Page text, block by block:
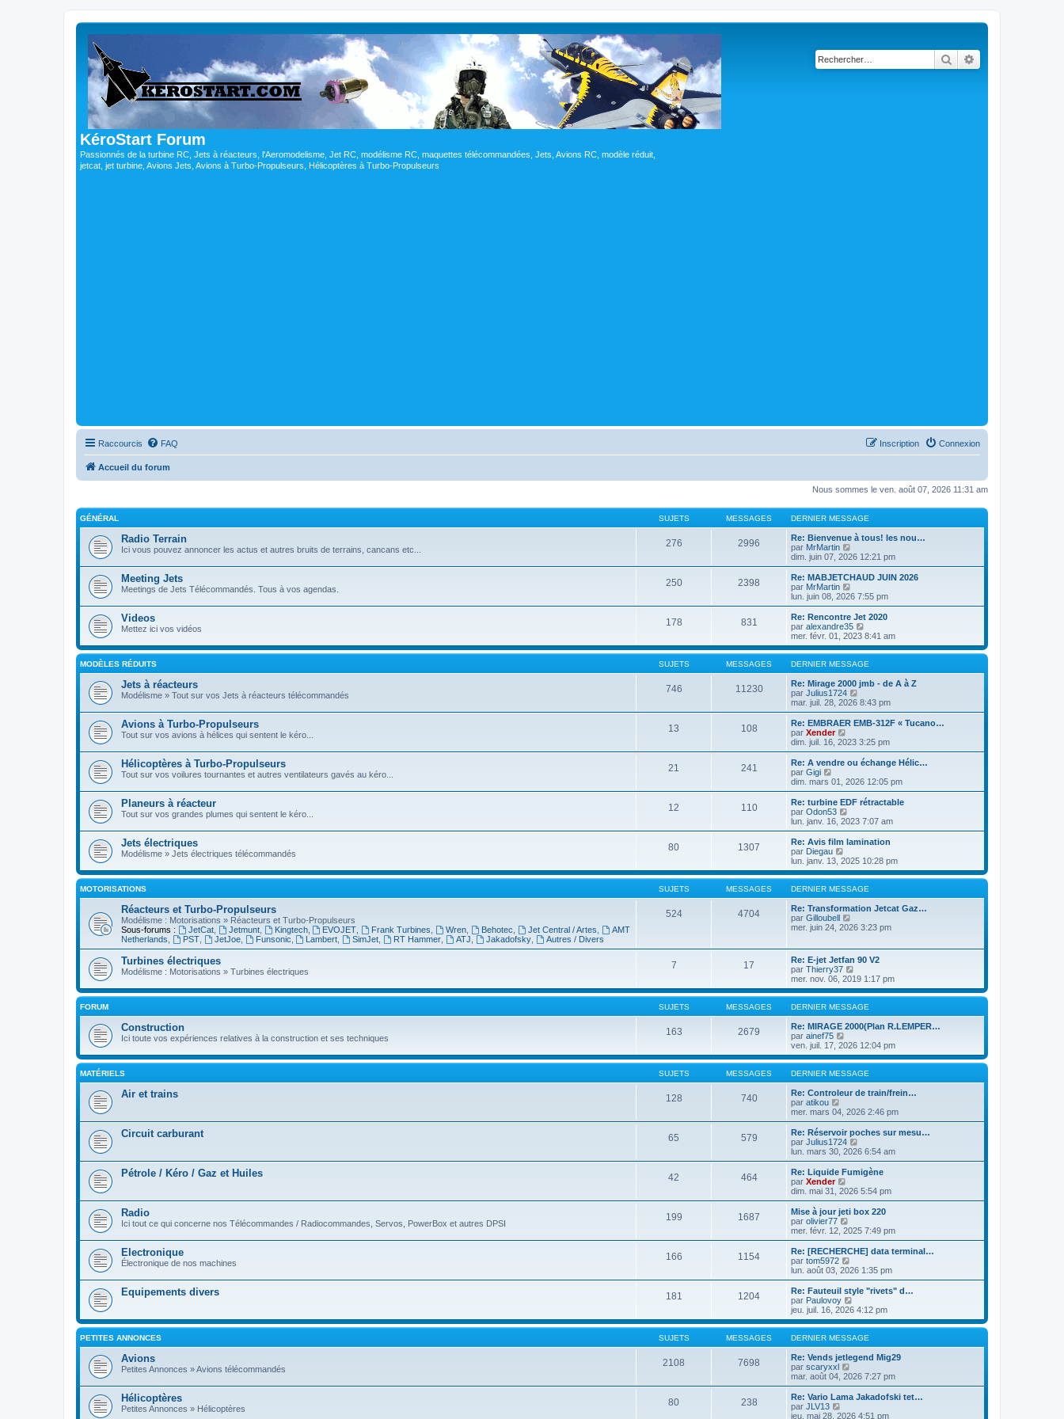
KéroStart Forum
Passionnés de la turbine RC, Jets à réacteurs, l'Aeromodelisme, Jet RC, modélisme RC, maquettes télécommandées, Jets, Avions RC, modèle réduit,
jetcat, jet turbine, Avions Jets, Avions à Turbo-Propulseurs, Hélicoptères à Turbo-Propulseurs
Rechercher
Raccourcis FAQ Connexion
Inscription
Accueil du forum
Nous sommes le ven. août 07, 2026 11:31 am
GÉNÉRAL SUJETS MESSAGES DERNIER MESSAGE
Radio Terrain
Ici vous pouvez annoncer les actus et autres bruits de terrains, cancans etc...
276 2996
Re: Bienvenue à tous! les nou…
par MrMartin
o
n
s
l
e
r
l
e
d
e
r
n
i
e
r
e
s
a
g
dim. juin 07, 2026 12:21 pm
Meeting Jets
Meetings de Jets Télécommandés. Tous à vos agendas.
250 2398
Re: MABJETCHAUD JUIN 2026
par MrMartin
o
n
s
u
l
e
r
l
e
d
e
n
e
r
e
s
a
g
lun. juin 08, 2026 7:55 pm
Videos
Mettez ici vos vidéos
178 831
Re: Rencontre Jet 2020
par alexandre35
o
n
s
u
l
t
r
l
e
e
i
e
r
m
e
s
a
g
mer. févr. 01, 2023 8:41 am
MODÈLES RÉDUITS SUJETS MESSAGES DERNIER MESSAGE
Jets à réacteurs
Modélisme » Tout sur vos Jets à réacteurs télécommandés
746 11230
Re: Mirage 2000 jmb - de A à Z
par Julius1724
o
n
s
l
e
r
l
e
e
n
i
e
m
e
s
s
a
g
mar. juil. 28, 2026 8:43 pm
Avions à Turbo-Propulseurs
Tout sur vos avions à hélices qui sentent le kéro...
13 108
Re: EMBRAER EMB-312F « Tucano…
par Xender
o
n
s
l
e
r
l
e
e
n
i
r
e
s
s
g
e
dim. juil. 16, 2023 3:25 pm
Hélicoptères à Turbo-Propulseurs
Tout sur vos voilures tournantes et autres ventilateurs gavés au kéro...
21 241
Re: A vendre ou échange Hélic…
par Gigi
o
n
s
u
l
e
r
l
e
d
e
r
n
i
e
r
e
s
s
a
g
e
dim. mars 01, 2026 12:05 pm
Planeurs à réacteur
Tout sur vos grandes plumes qui sentent le kéro...
12 110
Re: turbine EDF rétractable
par Odon53
o
n
s
l
e
r
l
e
d
e
i
e
r
m
e
s
s
a
g
lun. janv. 16, 2023 7:07 am
Jets électriques
Modélisme » Jets électriques télécommandés
80 1307
Re: Avis film lamination
par Diegau
o
n
s
u
l
t
e
r
d
e
r
n
i
e
r
m
e
s
s
a
g
e
lun. janv. 13, 2025 10:28 pm
MOTORISATIONS SUJETS MESSAGES DERNIER MESSAGE
Réacteurs et Turbo-Propulseurs
Modélisme : Motorisations » Réacteurs et Turbo-Propulseurs
Sous-forums :
JetCat, Jetmunt, Kingtech, EVOJET Frank Turbines Wren Behotec Jet Central / Artes
AMT
Netherlands
PST, JetJoe, Funsonic Lambert SimJet RT Hammer ATJ Jakadofsky, Autres / Divers
524 4704
Re: Transformation Jetcat Gaz…
par Gilloubell
o
l
t
e
r
e
d
e
r
n
i
e
r
m
e
s
s
a
g
e
mer. juin 24, 2026 3:23 pm
Turbines électriques
Modélisme : Motorisations » Turbines électriques
7 17
Re: E-jet Jetfan 90 V2
par Thierry37
o
n
s
u
l
t
r
l
e
d
e
r
i
e
r
m
e
a
g
e
mer. nov. 06, 2019 1:17 pm
FORUM SUJETS MESSAGES DERNIER MESSAGE
Construction
Ici toute vos expériences relatives à la construction et ses techniques
163 2679
Re: MIRAGE 2000(Plan R.LEMPER…
par ainef75
o
n
s
u
l
t
r
l
e
d
e
n
i
e
r
e
s
s
a
g
e
ven. juil. 17, 2026 12:04 pm
MATÉRIELS SUJETS MESSAGES DERNIER MESSAGE
Air et trains 128 740
Re: Controleur de train/frein…
par atikou
o
n
s
u
e
r
l
e
e
r
n
i
e
r
m
e
s
s
a
g
e
mer. mars 04, 2026 2:46 pm
Circuit carburant 65 579
Re: Réservoir poches sur mesu…
par Julius1724
o
n
s
r
l
e
e
n
i
e
m
e
s
s
a
g
lun. mars 30, 2026 6:54 am
Pétrole / Kéro / Gaz et Huiles 42 464
Re: Liquide Fumigène
par Xender
o
n
s
u
l
e
r
l
e
e
r
n
i
r
e
s
s
a
g
dim. mai 31, 2026 5:54 pm
Radio
Ici tout ce qui concerne nos Télécommandes / Radiocommandes, Servos, PowerBox et autres DPSI
199 1687
Mise à jour jeti box 220
par olivier77
o
n
s
u
l
e
r
l
e
d
e
r
i
e
r
e
mer. févr. 12, 2025 7:49 pm
Electronique
Électronique de nos machines
166 1154
Re: [RECHERCHE] data terminal…
par tom5972
o
n
s
u
l
e
r
l
e
d
e
i
e
lun. août 03, 2026 1:35 pm
Equipements divers 181 1204
Re: Fauteuil style "rivets" d…
par Paulovoy
o
n
s
u
l
t
r
l
e
e
jeu. juil. 16, 2026 4:12 pm
PETITES ANNONCES SUJETS MESSAGES DERNIER MESSAGE
Avions
Petites Annonces » Avions télécommandés
2108 7698
Re: Vends jetlegend Mig29
par scaryxxl
o
n
s
l
mar. août 04, 2026 7:27 pm
Hélicoptères
Petites Annonces » Hélicoptères
80 238
Re: Vario Lama Jakadofski tet…
par JLV13
o
jeu. mai 28, 2026 4:51 pm